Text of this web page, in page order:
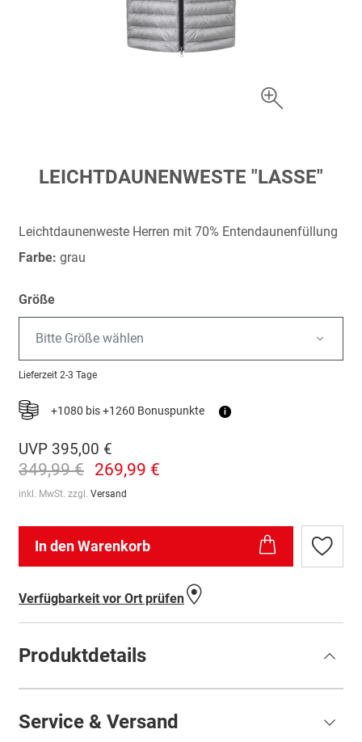
Zum
Anfang
springen
LEICHTDAUNENWESTE "LASSE"
Leichtdaunenweste Herren mit 70% Entendaunenfüllung
Farbe: grau
Größe
Bitte Größe wählen
Lieferzeit 2-3 Tage
+1080 bis +1260 Bonuspunkte i
UVP 395,00 €
349,99 € 269,99 €
inkl. MwSt. zzgl. Versand
In den Warenkorb
Zur
Verfügbarkeit vor Ort prüfen
Produktdetails
Service & Versand